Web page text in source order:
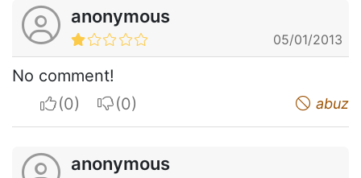
anonymous
05/01/2013
No comment!
I apreciateI do not appreciate abuz
anonymous